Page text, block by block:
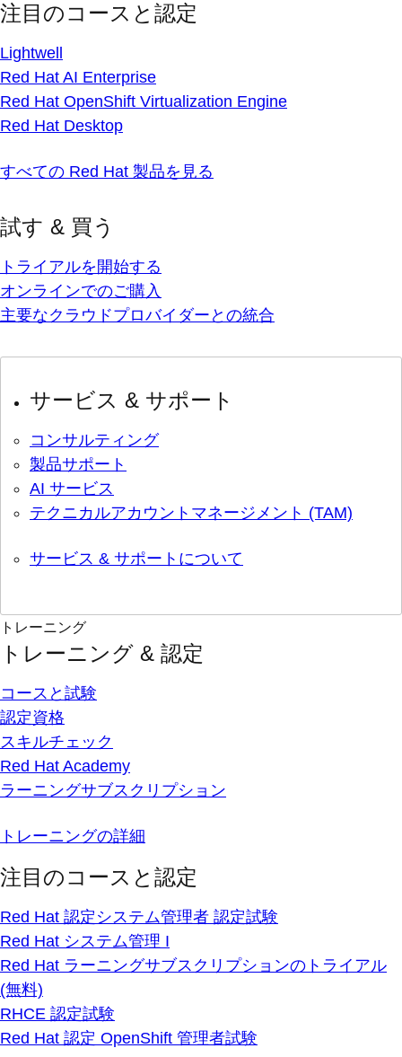
注目のコースと認定
Lightwell
Red Hat AI Enterprise
Red Hat OpenShift Virtualization Engine
Red Hat Desktop
すべての Red Hat 製品を見る
試す & 買う
トライアルを開始する
オンラインでのご購入
主要なクラウドプロバイダーとの統合
サービス & サポート
コンサルティング
製品サポート
AI サービス
テクニカルアカウントマネージメント (TAM)
サービス & サポートについて
トレーニング
トレーニング & 認定
コースと試験
認定資格
スキルチェック
Red Hat Academy
ラーニングサブスクリプション
トレーニングの詳細
注目のコースと認定
Red Hat 認定システム管理者 認定試験
Red Hat システム管理 I
Red Hat ラーニングサブスクリプションのトライアル
(無料)
RHCE 認定試験
Red Hat 認定 OpenShift 管理者試験